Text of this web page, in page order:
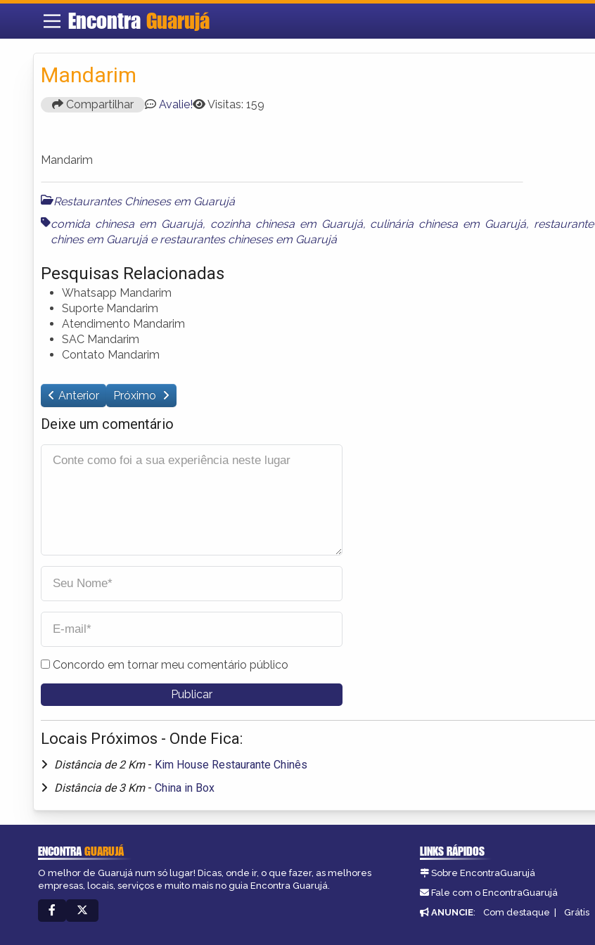
EncontraGuarujá
Mandarim
Compartilhar Avalie! Visitas: 159
Mandarim
Restaurantes Chineses em Guarujá
comida chinesa em Guarujá, cozinha chinesa em Guarujá, culinária chinesa em Guarujá, restaurante
chines em Guarujá e restaurantes chineses em Guarujá
Pesquisas Relacionadas
Whatsapp Mandarim
Suporte Mandarim
Atendimento Mandarim
SAC Mandarim
Contato Mandarim
Anterior Próximo
Deixe um comentário
Concordo em tornar meu comentário público
Locais Próximos - Onde Fica:
Distância de 2 Km - Kim House Restaurante Chinês
Distância de 3 Km - China in Box
ENCONTRAGUARUJÁ
O melhor de Guarujá num só lugar! Dicas, onde ir, o que fazer, as melhores
empresas, locais, serviços e muito mais no guia Encontra Guarujá.
LINKS RÁPIDOS
Sobre EncontraGuarujá
Fale com o EncontraGuarujá
ANUNCIE: Com destaque | Grátis